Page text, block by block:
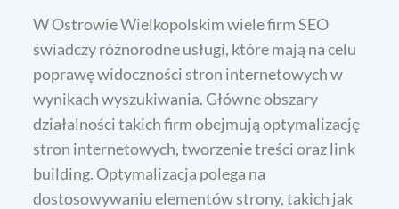
W Ostrowie Wielkopolskim wiele firm SEO
świadczy różnorodne usługi, które mają na celu
poprawę widoczności stron internetowych w
wynikach wyszukiwania. Główne obszary
działalności takich firm obejmują optymalizację
stron internetowych, tworzenie treści oraz link
building. Optymalizacja polega na
dostosowywaniu elementów strony, takich jak